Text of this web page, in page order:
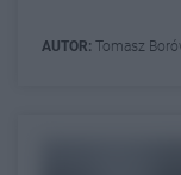
AUTOR: Tomasz